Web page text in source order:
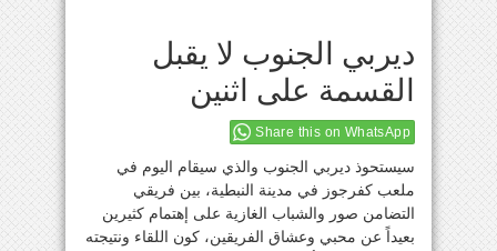
ديربي الجنوب لا يقبل
القسمة على اثنين
Share this on WhatsApp
سيستحوذ ديربي الجنوب والذي سيقام اليوم في
ملعب كفرجوز في مدينة النبطية، بين فريقي
التضامن صور والشباب الغازية على إهتمام كثيرين
بعيداً عن محبي وعشاق الفريقين، كون اللقاء ونتيجته